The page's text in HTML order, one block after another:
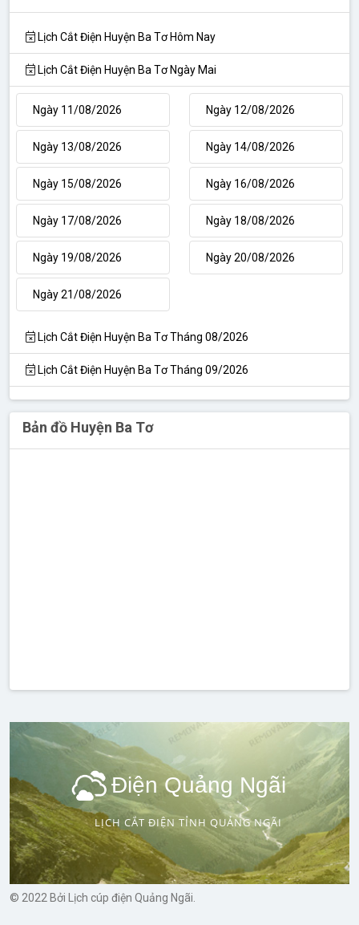
Lịch Cắt Điện Huyện Ba Tơ Hôm Nay
Lịch Cắt Điện Huyện Ba Tơ Ngày Mai
Ngày 11/08/2026 Ngày 12/08/2026
Ngày 13/08/2026 Ngày 14/08/2026
Ngày 15/08/2026 Ngày 16/08/2026
Ngày 17/08/2026 Ngày 18/08/2026
Ngày 19/08/2026 Ngày 20/08/2026
Ngày 21/08/2026
Lịch Cắt Điện Huyện Ba Tơ Tháng 08/2026
Lịch Cắt Điện Huyện Ba Tơ Tháng 09/2026
Bản đồ Huyện Ba Tơ
Điện Quảng Ngãi
LỊCH CẮT ĐIỆN TỈNH QUẢNG NGÃI
© 2022 Bởi Lịch cúp điện Quảng Ngãi.